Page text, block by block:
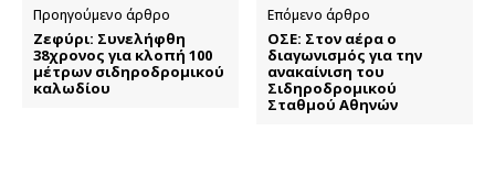
Προηγούμενο άρθρο
Ζεφύρι: Συνελήφθη
38χρονος για κλοπή 100
μέτρων σιδηροδρομικού
καλωδίου
Επόμενο άρθρο
ΟΣΕ: Στον αέρα ο
διαγωνισμός για την
ανακαίνιση του
Σιδηροδρομικού
Σταθμού Αθηνών